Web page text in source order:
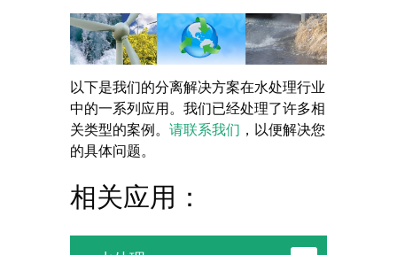
以下是我们的分离解决方案在水处理行业
中的一系列应用。我们已经处理了许多相
关类型的案例。 请联系我们 ，以便解决您
的具体问题。
相关应用：